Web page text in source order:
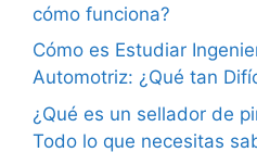
cómo funciona?
Cómo es Estudiar
Automotriz: ¿Qué tan
¿Qué es un sellador de
Todo lo que necesitas